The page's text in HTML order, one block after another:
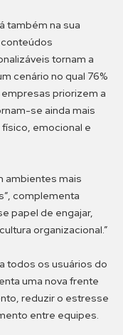
também na sua
tornam a
cenário no qual 76%
priorizem a
se ainda mais
emocional e
ambientes mais
complementa
papel de engajar,
organizacional.”
todos os usuários do
uma nova frente
reduzir o estresse
entre equipes.